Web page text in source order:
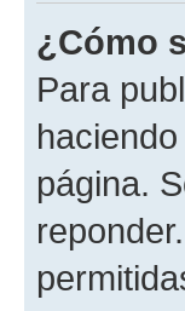
¿Cómo
Para
página.